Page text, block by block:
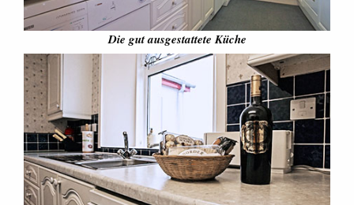
Die gut ausgestattete Küche